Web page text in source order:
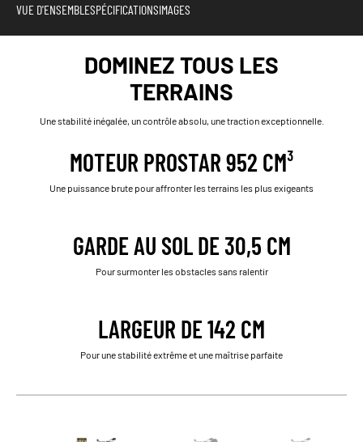
VUE D'ENSEMBLESPÉCIFICATIONSIMAGES
DOMINEZ TOUS LES
TERRAINS
Une stabilité inégalée, un contrôle absolu, une traction exceptionnelle.
MOTEUR PROSTAR 952 CM³
Une puissance brute pour affronter les terrains les plus exigeants
GARDE AU SOL DE 30,5 CM
Pour surmonter les obstacles sans ralentir
LARGEUR DE 142 CM
Pour une stabilité extrême et une maîtrise parfaite